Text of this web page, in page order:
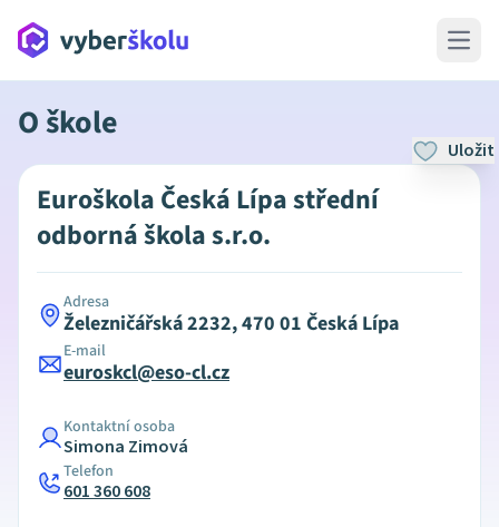
Open
O škole
Uložit
Euroškola Česká Lípa střední
odborná škola s.r.o.
Adresa
Železničářská 2232, 470 01 Česká Lípa
E-mail
euroskcl@eso-cl.cz
Kontaktní osoba
Simona Zimová
Telefon
601 360 608